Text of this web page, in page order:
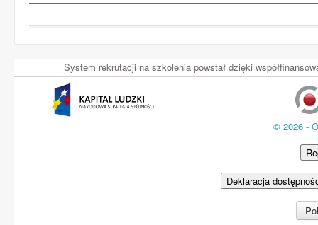
System rekrutacji na szkolenia powstał dzięki
© 2026 -
Deklaracja